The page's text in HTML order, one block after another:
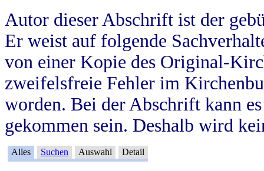
Autor dieser Abschrift ist der
Er weist auf folgende
von einer Kopie des Original-
zweifelsfreie Fehler im
worden. Bei der Abschrift kann
gekommen sein. Deshalb wird
Alles Suchen Auswahl Detail